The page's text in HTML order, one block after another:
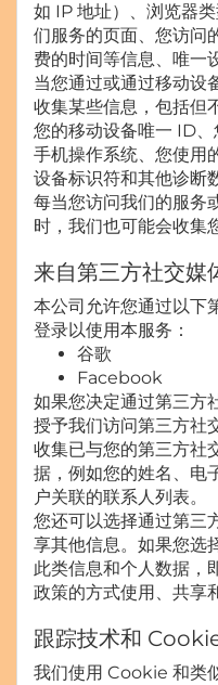
如 IP 地址）、浏览器
们服务的页面、您访问
费的时间等信息、唯一
当您通过或通过移动设
收集某些信息，包括但
您的移动设备唯一 ID
手机操作系统、您使用
设备标识符和其他诊断
每当您访问我们的服务
时，我们也可能会收集
来自第三方社交媒
本公司允许您通过以下
登录以使用本服务：
谷歌
Facebook
如果您决定通过第三方
授予我们访问第三方社
收集已与您的第三方社
据，例如您的姓名、电
户关联的联系人列表。
您还可以选择通过第三
享其他信息。如果您选
此类信息和个人数据，
政策的方式使用、共享
跟踪技术和
我们使用 Cookie 和类